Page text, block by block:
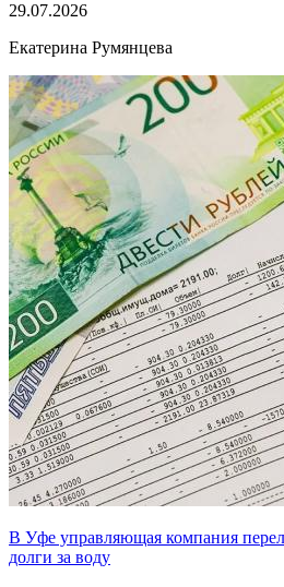
29.07.2026
Екатерина Румянцева
В Уфе управляющая компания
долги за воду